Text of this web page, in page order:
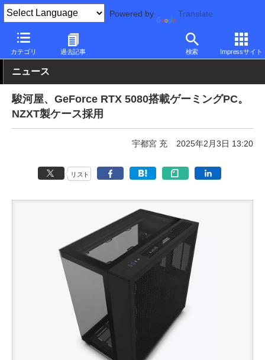
Powered by Translate
カテゴリ 過去記事 検索 Impressサイト
PC Watch パソコン/タブレット/スマートフォン ゲーミングパソ
ニュース
駿河屋、GeForce RTX 5080搭載ゲーミングPC。
NZXT製ケース採用
宇都宮 充 2025年2月3日 13:20
リスト